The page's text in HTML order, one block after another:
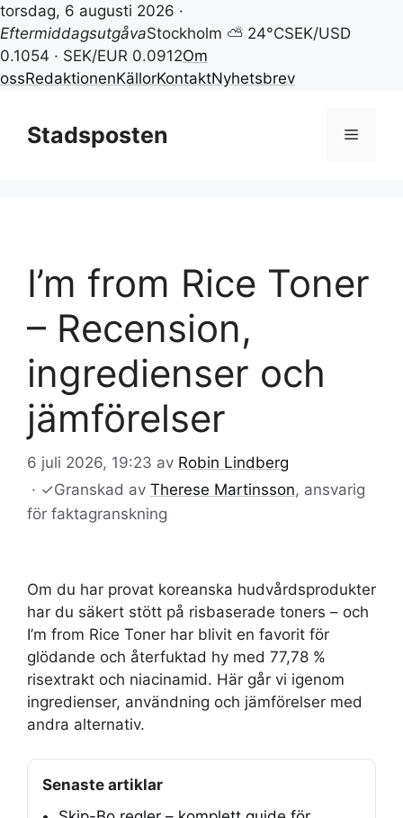
torsdag, 6 augusti 2026 ·
EftermiddagsutgåvaStockholm ⛅ 24°CSEK/USD
0.1054 · SEK/EUR 0.0912Om
ossRedaktionenKällorKontaktNyhetsbrev
innehållStadsposten Meny
I’m from Rice Toner
– Recension,
ingredienser och
jämförelser
6 juli 2026, 19:23 av Robin Lindberg
· ✓Granskad av Therese Martinsson, ansvarig
för faktagranskning
Om du har provat koreanska hudvårdsprodukter
har du säkert stött på risbaserade toners – och
I’m from Rice Toner har blivit en favorit för
glödande och återfuktad hy med 77,78 %
risextrakt och niacinamid. Här går vi igenom
ingredienser, användning och jämförelser med
andra alternativ.
Senaste artiklar